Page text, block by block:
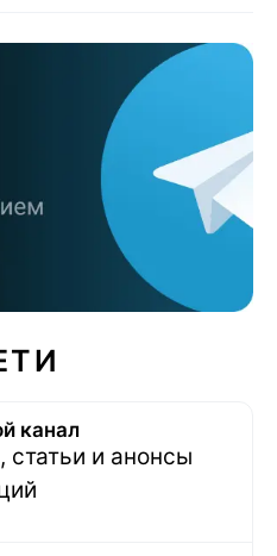
канал
статьи и анонсы